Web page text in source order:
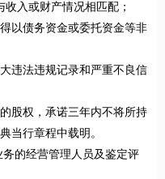
入或财产情况相匹配；
以债务资金或委托资金等非
违法违规记录和严重不良信
股权，承诺三年内不将所持
当行章程中载明。
的经营管理人员及鉴定评